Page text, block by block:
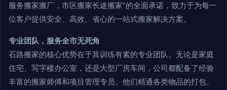
服务搬家搬厂，市区搬家长途搬家”的全面承诺，致力于为每一
位客户提供安全、高效、省心的一站式搬家解决方案。
专业团队，服务全市无死角
石路搬家的核心优势在于其训练有素的专业团队。无论是家庭
住宅、写字楼办公室，还是大型厂房车间，公司都配备了经验
丰富的搬家师傅和项目管理专员。他们精通各类物品的打包、